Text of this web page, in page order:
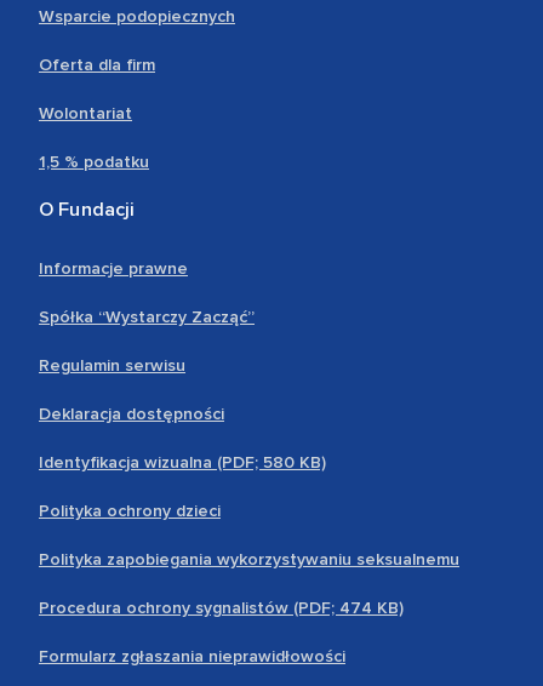
Wsparcie podopiecznych
Oferta dla firm
Wolontariat
1,5 % podatku
O Fundacji
Informacje prawne
Spółka “Wystarczy Zacząć”
Regulamin serwisu
Deklaracja dostępności
Identyfikacja wizualna (PDF; 580 KB)
Polityka ochrony dzieci
Polityka zapobiegania wykorzystywaniu seksualnemu
Procedura ochrony sygnalistów (PDF; 474 KB)
Formularz zgłaszania nieprawidłowości